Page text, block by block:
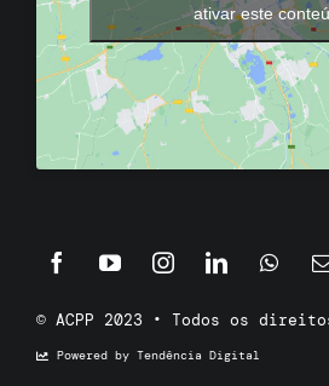
ativar este
© ACPP 2023 • Todos os
Powered by Tendência Digital